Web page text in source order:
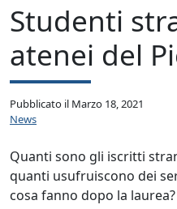
Studenti
atenei del
Pubblicato il Marzo 18, 2021
News
Quanti sono gli iscritti
quanti usufruiscono dei
cosa fanno dopo la